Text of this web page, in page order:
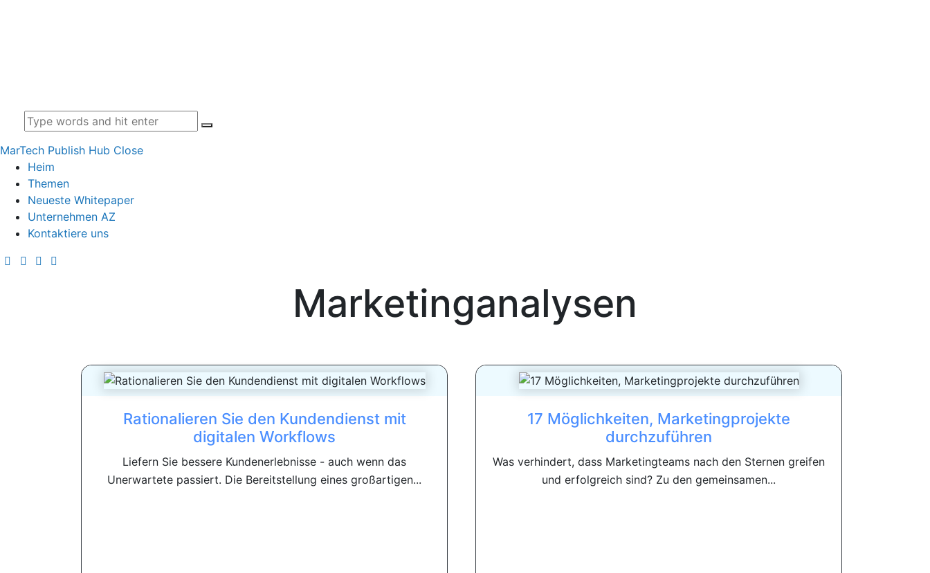
MarTech Publish Hub Close
Heim
Themen
Neueste Whitepaper
Unternehmen AZ
Kontaktiere uns
Marketinganalysen
Rationalieren Sie den Kundendienst mit
digitalen Workflows
Liefern Sie bessere Kundenerlebnisse - auch wenn das
Unerwartete passiert. Die Bereitstellung eines großartigen...
17 Möglichkeiten, Marketingprojekte
durchzuführen
Was verhindert, dass Marketingteams nach den Sternen greifen
und erfolgreich sind? Zu den gemeinsamen...